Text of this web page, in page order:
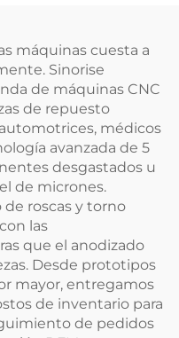
máquinas cuesta a
Sinorise
de máquinas CNC
de repuesto
médicos
avanzada de 5
desgastados u
de micrones.
de roscas y torno
las
que el anodizado
Desde prototipos
mayor, entregamos
de inventario para
de pedidos